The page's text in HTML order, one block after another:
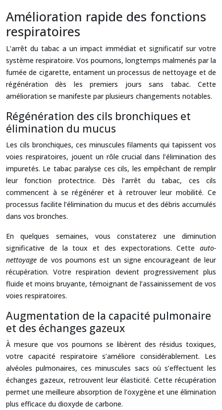
Amélioration rapide des fonctions
respiratoires
L’arrêt du tabac a un impact immédiat et significatif sur votre
système respiratoire. Vos poumons, longtemps malmenés par la
fumée de cigarette, entament un processus de nettoyage et de
régénération dès les premiers jours sans tabac. Cette
amélioration se manifeste par plusieurs changements notables.
Régénération des cils bronchiques et
élimination du mucus
Les cils bronchiques, ces minuscules filaments qui tapissent vos
voies respiratoires, jouent un rôle crucial dans l’élimination des
impuretés. Le tabac paralyse ces cils, les empêchant de remplir
leur fonction protectrice. Dès l’arrêt du tabac, ces cils
commencent à se régénérer et à retrouver leur mobilité. Ce
processus facilite l’élimination du mucus et des débris accumulés
dans vos bronches.
En quelques semaines, vous constaterez une diminution
significative de la toux et des expectorations. Cette auto-
nettoyagede vos poumons est un signe encourageant de leur
récupération. Votre respiration devient progressivement plus
fluide et moins bruyante, témoignant de l’assainissement de vos
voies respiratoires.
Augmentation de la capacité pulmonaire
et des échanges gazeux
À mesure que vos poumons se libèrent des résidus toxiques,
votre capacité respiratoire s’améliore considérablement. Les
alvéoles pulmonaires, ces minuscules sacs où s’effectuent les
échanges gazeux, retrouvent leur élasticité. Cette récupération
permet une meilleure absorption de l’oxygène et une élimination
plus efficace du dioxyde de carbone.